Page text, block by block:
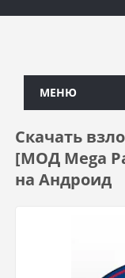
МЕНЮ
Скачать
[МОД Mega
на Андроид